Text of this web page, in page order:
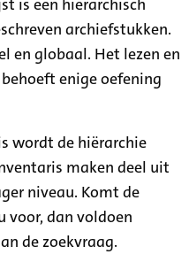
archiefstukken.
en globaal. Het lezen en
enige oefening
wordt de hiërarchie
maken deel uit
niveau. Komt de
voor, dan voldoen
de zoekvraag.